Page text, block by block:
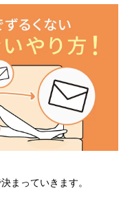
まっていきます。